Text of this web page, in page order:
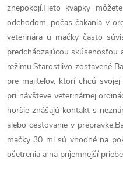
znepokojí.Tieto kvapky
odchodom, počas čakania v
veterinára u mačky často
predchádzajúcou skúsenosťou
režimu.Starostlivo zostavené
pre majiteľov, ktorí chcú
pri návšteve veterinárnej
horšie znášajú kontakt s
alebo cestovanie v
mačky 30 ml sú vhodné na
ošetrenia a na príjemnejší